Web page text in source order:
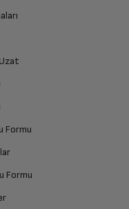
Formu
Formu